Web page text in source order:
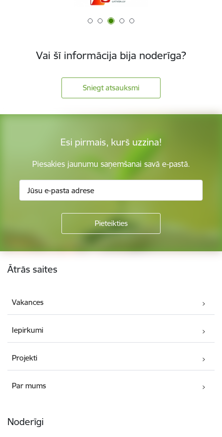
Vai šī informācija bija noderīga?
Sniegt atsauksmi
Esi pirmais, kurš uzzina!
Piesakies jaunumu saņemšanai savā e-pastā.
Kājene
Ātrās saites
Vakances
Iepirkumi
Projekti
Par mums
Noderīgi